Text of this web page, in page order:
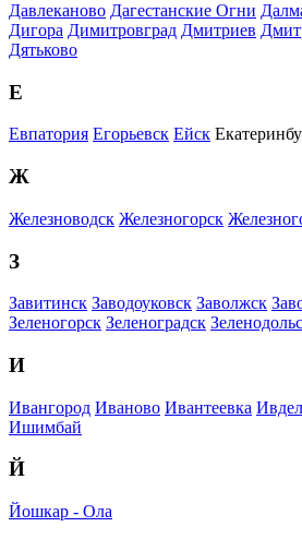
Давлеканово Дагестанские Огни
Дигора Димитровград Дмитриев
Дятьково
Е
Евпатория Егорьевск Ейск
Ж
Железноводск Железногорск
З
Завитинск Заводоуковск Заволжск
Зеленогорск Зеленоградск
И
Ивангород Иваново Ивантеевка
Ишимбай
Й
Йошкар - Ола